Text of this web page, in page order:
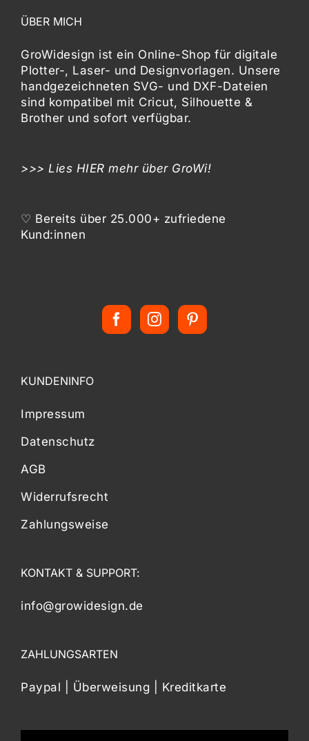
ÜBER MICH
GroWidesign ist ein Online-Shop für digitale
Plotter-, Laser- und Designvorlagen. Unsere
handgezeichneten SVG- und DXF-Dateien
sind kompatibel mit Cricut, Silhouette &
Brother und sofort verfügbar.
>>> Lies HIER mehr über GroWi!
♡ Bereits über 25.000+ zufriedene
Kund:innen
KUNDENINFO
Impressum
Datenschutz
AGB
Widerrufsrecht
Zahlungsweise
KONTAKT & SUPPORT:
info@growidesign.de
ZAHLUNGSARTEN
Paypal | Überweisung | Kreditkarte